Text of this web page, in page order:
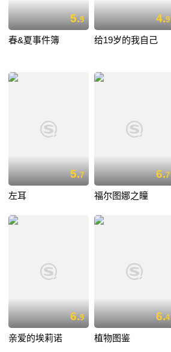
5.9
春&夏事件簿
4.9
给19岁的我自己
5.7
左耳
6.7
福尔图娜之瞳
6.9
亲爱的埃莉诺
6.4
植物图鉴